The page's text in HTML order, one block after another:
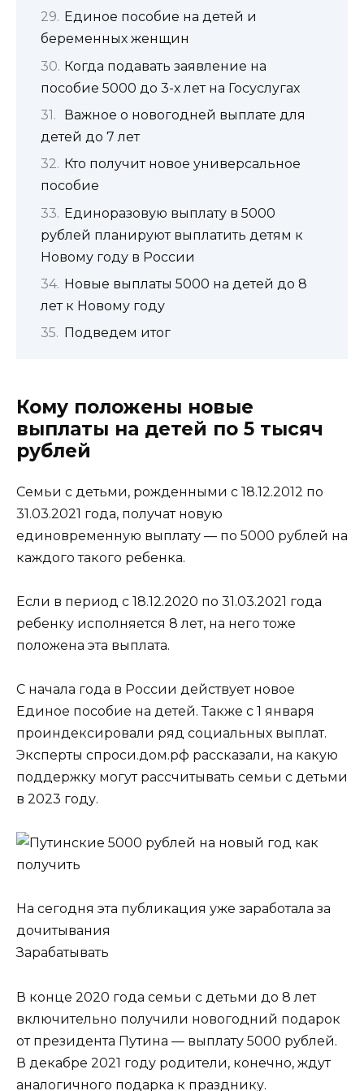
Единое пособие на детей и
беременных женщин
Когда подавать заявление на
пособие 5000 до 3-х лет на Госуслугах
Важное о новогодней выплате для
детей до 7 лет
Кто получит новое универсальное
пособие
Единоразовую выплату в 5000
рублей планируют выплатить детям к
Новому году в России
Новые выплаты 5000 на детей до 8
лет к Новому году
Подведем итог
Кому положены новые
выплаты на детей по 5 тысяч
рублей
Семьи с детьми, рожденными с 18.12.2012 по
31.03.2021 года, получат новую
единовременную выплату — по 5000 рублей на
каждого такого ребенка.
Если в период с 18.12.2020 по 31.03.2021 года
ребенку исполняется 8 лет, на него тоже
положена эта выплата.
С начала года в России действует новое
Единое пособие на детей. Также с 1 января
проиндексировали ряд социальных выплат.
Эксперты спроси.дом.рф рассказали, на какую
поддержку могут рассчитывать семьи с детьми
в 2023 году.
На сегодня эта публикация уже заработала за
дочитывания
Зарабатывать
В конце 2020 года семьи с детьми до 8 лет
включительно получили новогодний подарок
от президента Путинa — выплату 5000 рублей.
В декабре 2021 году родители, конечно, ждут
аналогичного подарка к празднику.